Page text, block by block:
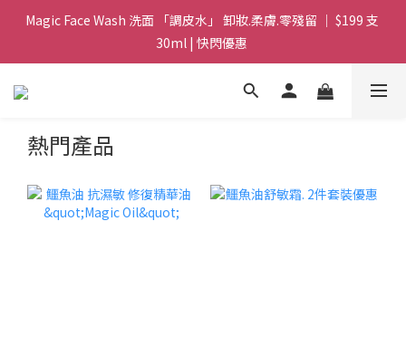
Magic Face Wash 洗面 「調皮水」 卸妝.柔膚.零殘留 ｜ $199 支
30ml | 快閃優惠
Magic Face Wash 洗面 「調皮水」 卸妝.柔膚.零殘留 ｜ $199 支
30ml | 快閃優惠
G8 皇牌孖寶 ｜ 鱷魚油精華 + Soothing Cream 套裝 | $488 set 2
買滿 $1800 送支 洗面 「調皮水」 原價 $268 / 支 30ml  🎁 ｜  送完
Magic Face Wash 洗面 「調皮水」 卸妝.柔膚.零殘留 ｜ $199 支
熱門產品